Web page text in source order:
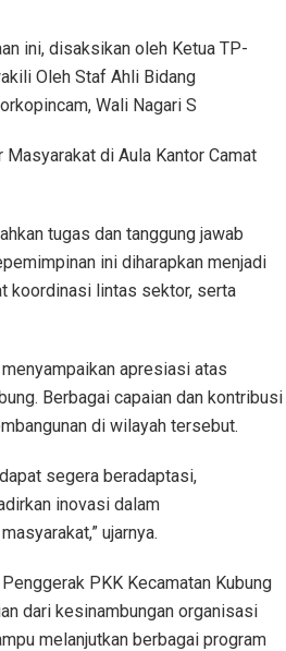
ini, disaksikan oleh Ketua TP-
Oleh Staf Ahli Bidang
Wali Nagari S
di Aula Kantor Camat
tugas dan tanggung jawab
ini diharapkan menjadi
koordinasi lintas sektor, serta
apresiasi atas
Berbagai capaian dan kontribusi
di wilayah tersebut.
segera beradaptasi,
inovasi dalam
ujarnya.
PKK Kecamatan Kubung
dari kesinambungan organisasi
melanjutkan berbagai program